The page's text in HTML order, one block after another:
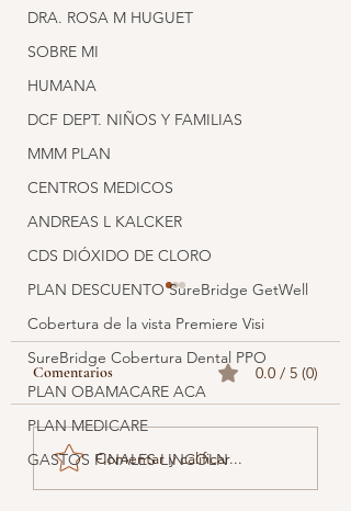
DRA. ROSA M HUGUET
SOBRE MI
HUMANA
DCF DEPT. NIÑOS Y FAMILIAS
MMM PLAN
CENTROS MEDICOS
ANDREAS L KALCKER
CDS DIÓXIDO DE CLORO
PLAN DESCUENTO SureBridge GetWell
Cobertura de la vista Premiere Visi
SureBridge Cobertura Dental PPO
PLAN OBAMACARE ACA
PLAN MEDICARE
GASTOS FINALES LINCOLN
DIRECTORIO
PRINCIPAL PARA
AGENTES
Comentarios 0.0 / 5 (0)
Comentar y calificar...